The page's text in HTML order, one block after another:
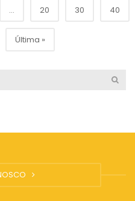
... 20 30 40
Última »